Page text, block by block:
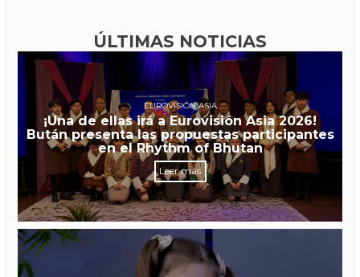
ÚLTIMAS NOTICIAS
EUROVISIÓN ASIA
¡Una de ellas irá a Eurovisión Asia 2026!
Bután presenta las propuestas participantes
en el Rhythm of Bhutan
Leer más